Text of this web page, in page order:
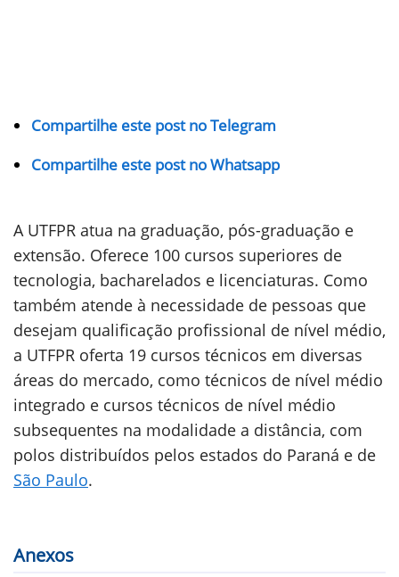
Compartilhe este post no Telegram
Compartilhe este post no Whatsapp
A UTFPR atua na graduação, pós-graduação e
extensão. Oferece 100 cursos superiores de
tecnologia, bacharelados e licenciaturas. Como
também atende à necessidade de pessoas que
desejam qualificação profissional de nível médio,
a UTFPR oferta 19 cursos técnicos em diversas
áreas do mercado, como técnicos de nível médio
integrado e cursos técnicos de nível médio
subsequentes na modalidade a distância, com
polos distribuídos pelos estados do Paraná e de
São Paulo.
Anexos